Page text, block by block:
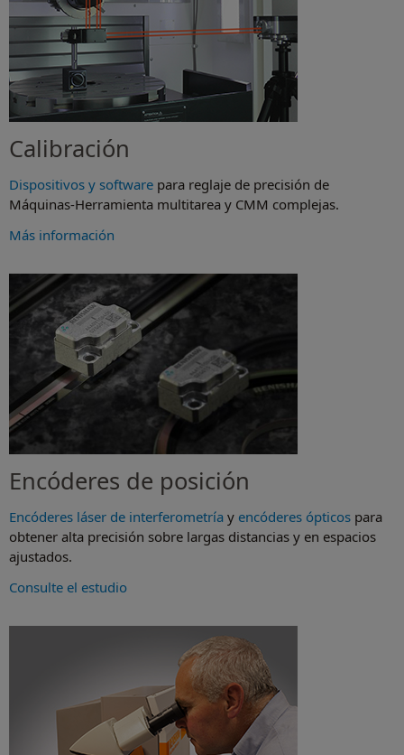
Calibración
Dispositivos y software para reglaje de precisión de
Máquinas-Herramienta multitarea y CMM complejas.
Más información
Encóderes de posición
Encóderes láser de interferometría y encóderes ópticos para
obtener alta precisión sobre largas distancias y en espacios
ajustados.
Consulte el estudio